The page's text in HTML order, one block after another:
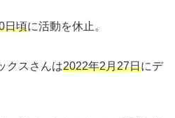
日頃に活動を休止。
クスさんは2022年2月27日にデ